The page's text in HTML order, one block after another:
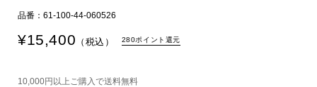
品番：61-100-44-060526
¥15,400 （税込） 280ポイント還元
10,000円以上ご購入で送料無料